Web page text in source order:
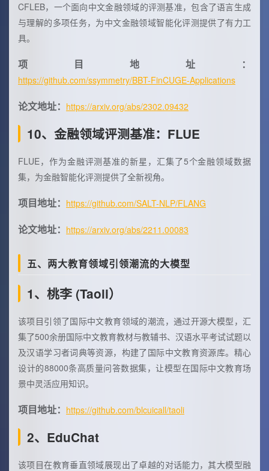
CFLEB，一个面向中文金融领域的评测基准，包含了语言生成
与理解的多项任务，为中文金融领域智能化评测提供了有力工
具。
项目地址：
https://github.com/ssymmetry/BBT-FinCUGE-Applications
论文地址： https://arxiv.org/abs/2302.09432
10、金融领域评测基准：FLUE
FLUE，作为金融评测基准的新星，汇集了5个金融领域数据
集，为金融智能化评测提供了全新视角。
项目地址： https://github.com/SALT-NLP/FLANG
论文地址： https://arxiv.org/abs/2211.00083
五、两大教育领域引领潮流的大模型
1、桃李 (Taoli）
该项目引领了国际中文教育领域的潮流，通过开源大模型，汇
集了500余册国际中文教育教材与教辅书、汉语水平考试试题以
及汉语学习者词典等资源，构建了国际中文教育资源库。精心
设计的88000条高质量问答数据集，让模型在国际中文教育场
景中灵活应用知识。
项目地址： https://github.com/blcuicall/taoli
2、EduChat
该项目在教育垂直领域展现出了卓越的对话能力，其大模型融